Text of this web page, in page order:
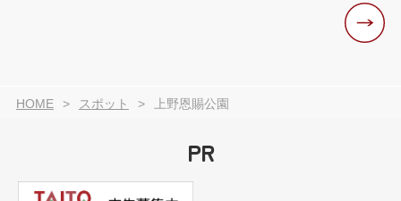
HOME スポット 上野恩賜公園
PR